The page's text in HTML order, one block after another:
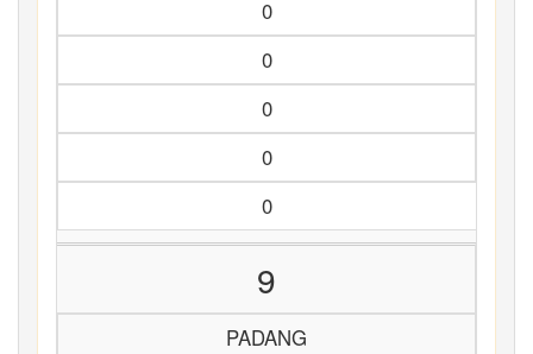
0
0
0
0
0
9
PADANG